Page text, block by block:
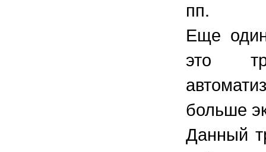
пп.
Еще
это
больше
Данный